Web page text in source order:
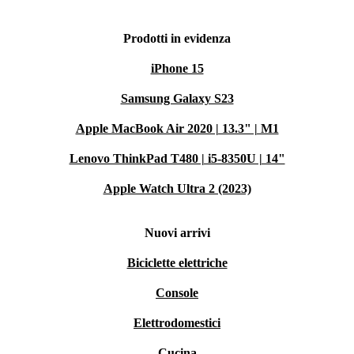
Prodotti in evidenza
iPhone 15
Samsung Galaxy S23
Apple MacBook Air 2020 | 13.3" | M1
Lenovo ThinkPad T480 | i5-8350U | 14"
Apple Watch Ultra 2 (2023)
Nuovi arrivi
Biciclette elettriche
Console
Elettrodomestici